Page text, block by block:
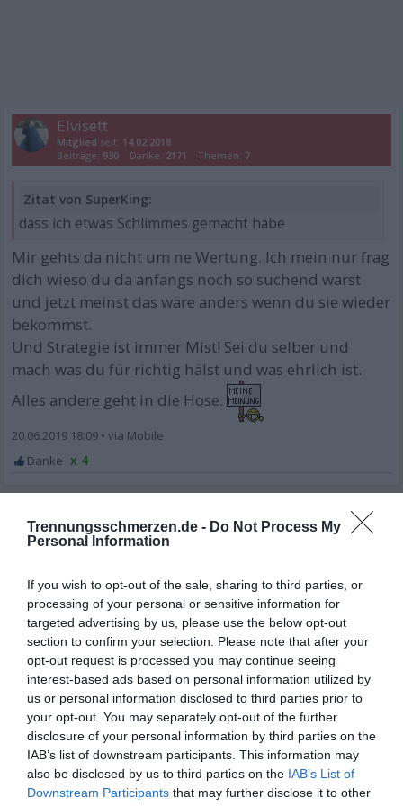
Trennungsschmerzen.de - Do Not Process My
Personal Information
If you wish to opt-out of the sale, sharing to third parties, or
processing of your personal or sensitive information for
targeted advertising by us, please use the below opt-out
section to confirm your selection. Please note that after your
opt-out request is processed you may continue seeing
interest-based ads based on personal information utilized by
us or personal information disclosed to third parties prior to
your opt-out. You may separately opt-out of the further
disclosure of your personal information by third parties on the
IAB’s list of downstream participants. This information may
also be disclosed by us to third parties on the IAB’s List of
Downstream Participants that may further disclose it to other
Elvisett
Mitglied seit: 14.02.2018
Beiträge: 930 Danke: 2171 Themen: 7
Zitat von SuperKing:
dass ich etwas Schlimmes gemacht habe
Mir gehts da nicht um ne Wertung. Ich mein nur frag
dich wieso du da anfangs noch so suchend warst
und jetzt meinst das wäre anders wenn du sie wieder
bekommst.
Und Strategie ist immer Mist! Sei du selber und
mach was du für richtig hälst und was ehrlich ist.
Alles andere geht in die Hose.
20.06.2019 18:09 •
x 4
B Bones
Gast
Ist keine Miniaffäre. Hast du überhaupt erfasst,was
du ihr damit angetan hast? Zudem musste sie es
auch noch selbst herausfinden.
Und,im Gegensatz zu dir,hat sie nicht nur die
Trennung zu verarbeiten, sondern auch,dass du
unehrlich und feige warst und sie betrogen hast.Du
bagatellisierst dein Verhalten, nicht nur dir selbst
gegenüber, sondern auch ihr gegenüber. Sie hat sich
bei dir gemeldet, weil sie eben fragen wollte, wie es
dir geht.Da jetzt an Neustart zu denken,ist von dir
anmaßend.